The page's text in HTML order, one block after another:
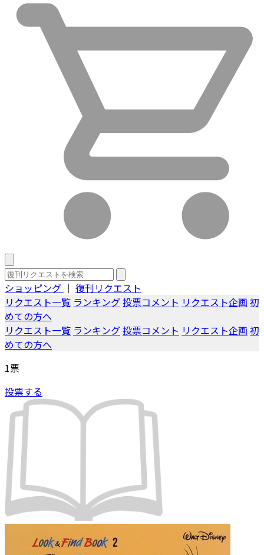
ショッピング ｜ 復刊リクエスト
リクエスト一覧 ランキング投票コメント リクエスト企画 初
めての方へ
リクエスト一覧 ランキング投票コメント リクエスト企画 初
めての方へ
1票
投票する